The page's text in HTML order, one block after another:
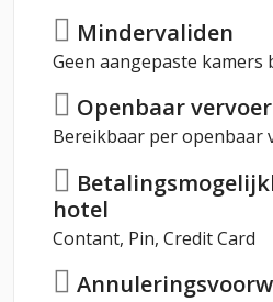
Mindervaliden
Geen aangepaste kamers
Openbaar vervoer
Bereikbaar per openbaar
hotel
Contant, Pin, Credit Card